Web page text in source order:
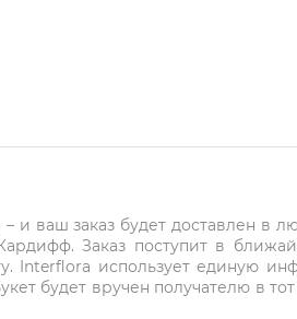
ваш заказ будет доставлен в
Заказ поступит в
Interflora использует единую
будет вручен получателю в